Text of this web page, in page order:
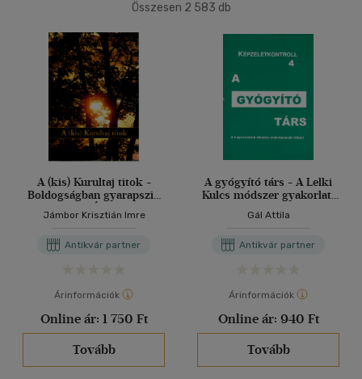
(1)
500 Ft - 2500 Ft
2500 Ft - 4500 Ft
4500 Ft felett(723)
Korosztály szerint
Gyermek és ifjúsági
Felnőtt(254)
Magyar
Angol(2)
Latin (1)
Összesen 2 583 db
A (kis) Kurultaj titok -
Boldogságban gyarapszik
Jámbor Krisztián Imre
Antikvár partner
Árinformációk
Online ár: 1 750 Ft
Tovább
A gyógyító társ - A Lelki
Kulcs módszer gyakorlati
Képzeletkontroll 4
Gál Attila
Antikvár partner
Árinformációk
Online ár: 940 Ft
Tovább